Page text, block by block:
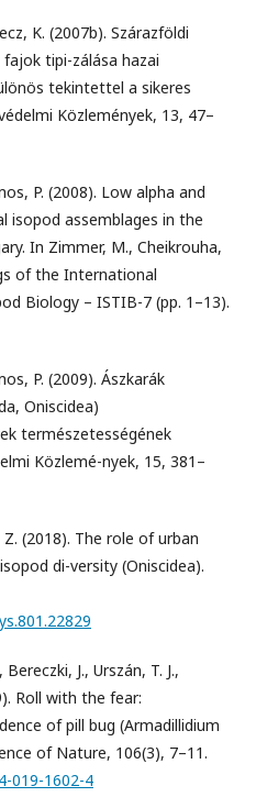
K. (2007b). Szárazföldi
tipi-zálása hazai
tekintettel a sikeres
Közlemények, 13, 47–
P. (2008). Low alpha and
isopod assemblages in the
In Zimmer, M., Cheikrouha,
of the International
Biology – ISTIB-7 (pp. 1–13).
P. (2009). Ászkarák
Oniscidea)
természetességének
Közlemé-nyek, 15, 381–
(2018). The role of urban
di-versity (Oniscidea).
J., Urszán, T. J.,
Roll with the fear:
of pill bug (Armadillidium
of Nature, 106(3), 7–11.
019-1602-4